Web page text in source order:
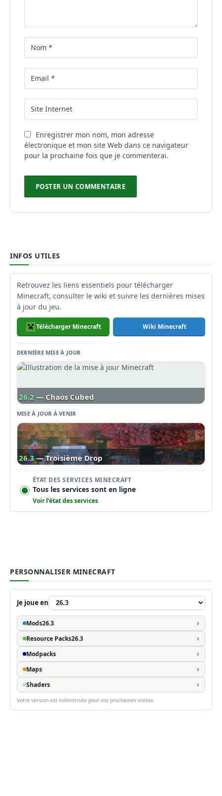
Enregistrer mon nom, mon adresse
électronique et mon site Web dans ce navigateur
pour la prochaine fois que je commenterai.
INFOS UTILES
Retrouvez les liens essentiels pour télécharger
Minecraft, consulter le wiki et suivre les dernières mises
à jour du jeu.
Télécharger Minecraft Wiki Minecraft
DERNIÈRE MISE À JOUR
26.2 — Chaos Cubed
MISE À JOUR À VENIR
26.3 — Troisième Drop
ÉTAT DES SERVICES MINECRAFT
Tous les services sont en ligne
Voir l’état des services
PERSONNALISER MINECRAFT
Je joue en
Mods26.3
Resource Packs26.3
Modpacks
Maps
Shaders
Votre version est mémorisée pour vos prochaines visites.